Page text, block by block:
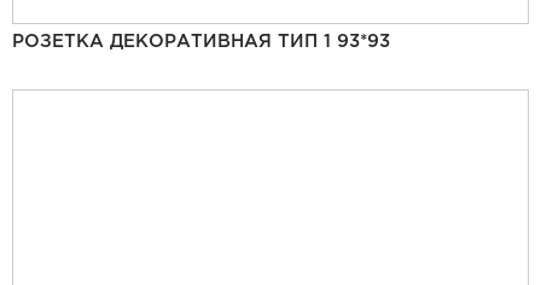
РОЗЕТКА ДЕКОРАТИВНАЯ ТИП 1 93*93